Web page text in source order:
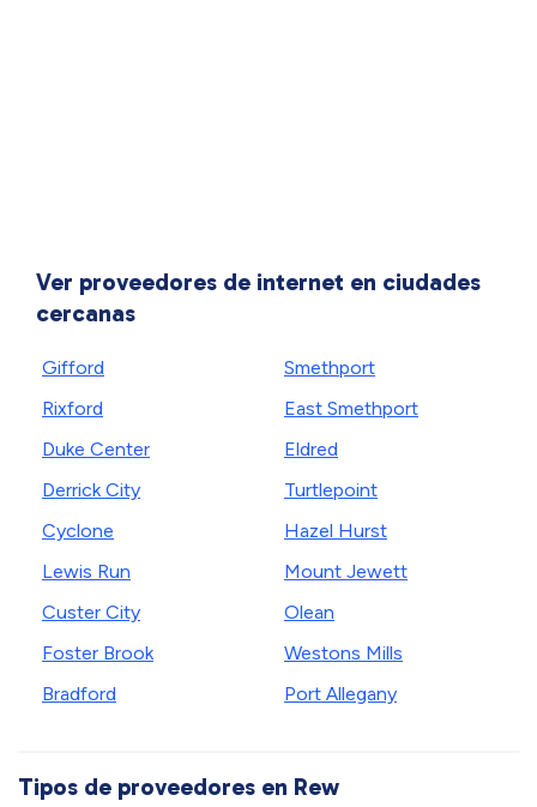
Ver proveedores de internet en ciudades
cercanas
Gifford
Rixford
Duke Center
Derrick City
Cyclone
Lewis Run
Custer City
Foster Brook
Bradford
Smethport
East Smethport
Eldred
Turtlepoint
Hazel Hurst
Mount Jewett
Olean
Westons Mills
Port Allegany
Tipos de proveedores en Rew